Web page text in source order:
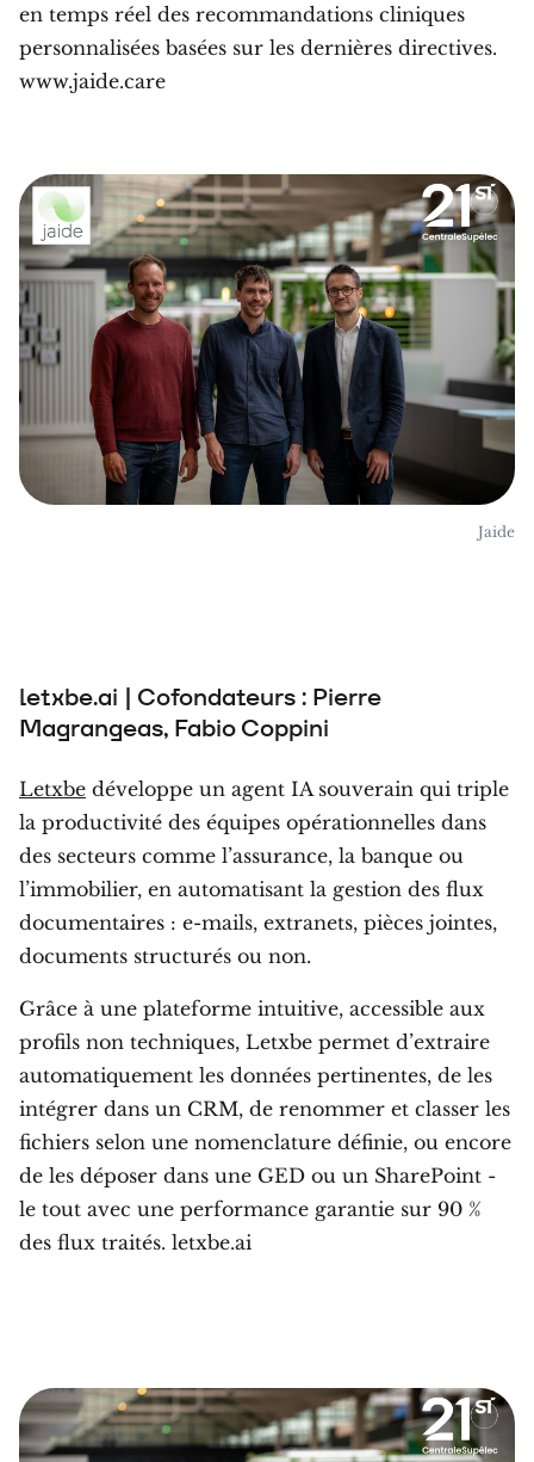
en temps réel des recommandations cliniques
personnalisées basées sur les dernières directives.
www.jaide.care
Jaide
letxbe.ai | Cofondateurs : Pierre
Magrangeas, Fabio Coppini
Letxbe développe un agent IA souverain qui triple
la productivité des équipes opérationnelles dans
des secteurs comme l’assurance, la banque ou
l’immobilier, en automatisant la gestion des flux
documentaires : e-mails, extranets, pièces jointes,
documents structurés ou non.
Grâce à une plateforme intuitive, accessible aux
profils non techniques, Letxbe permet d’extraire
automatiquement les données pertinentes, de les
intégrer dans un CRM, de renommer et classer les
fichiers selon une nomenclature définie, ou encore
de les déposer dans une GED ou un SharePoint -
le tout avec une performance garantie sur 90 %
des flux traités. letxbe.ai